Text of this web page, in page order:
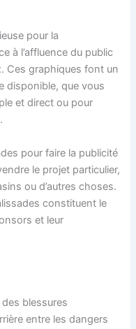
pour la
à l’affluence du public
Ces graphiques font un
disponible, que vous
et direct ou pour
pour faire la publicité
le projet particulier,
ou d’autres choses.
constituent le
et leur
blessures
entre les dangers